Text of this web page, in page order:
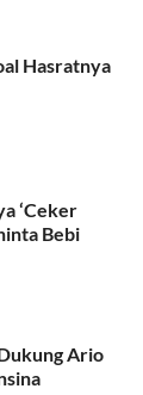
Hasratnya
‘Ceker
Bebi
Ario